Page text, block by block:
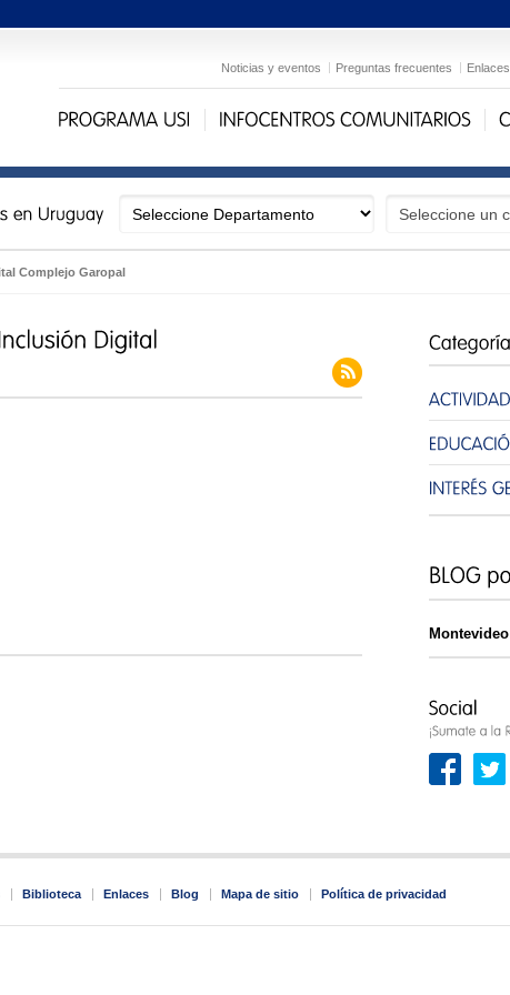
Noticias y eventos Preguntas frecuentes Enlaces
Complejo Garopal
Montevideo
Biblioteca Enlaces Blog Mapa de sitio Política de privacidad